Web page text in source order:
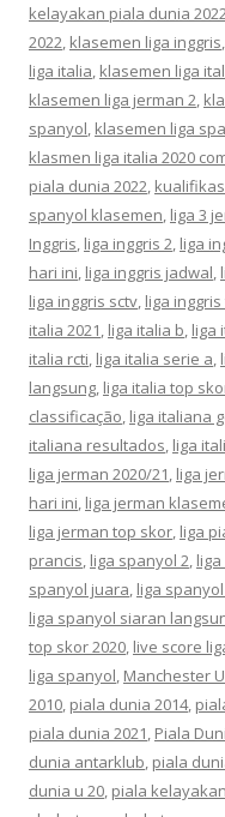
kelayakan piala dunia
2022, klasemen liga inggris,
liga italia, klasemen liga
klasemen liga jerman 2,
spanyol, klasemen liga
klasmen liga italia 2020
piala dunia 2022,
spanyol klasemen, liga 3
Inggris, liga inggris 2, liga
hari ini, liga inggris jadwal,
liga inggris sctv, liga
italia 2021, liga italia b, liga
italia rcti, liga italia serie a,
langsung, liga italia top
classificação, liga italiana
italiana resultados, liga
liga jerman 2020/21, liga
hari ini, liga jerman
liga jerman top skor, liga
prancis, liga spanyol 2,
spanyol juara, liga
liga spanyol siaran
top skor 2020, live score
liga spanyol, Manchester
2010, piala dunia 2014,
piala dunia 2021, Piala
dunia antarklub, piala
dunia u 20, piala